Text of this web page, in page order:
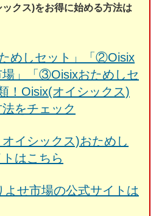
クス)をお得に始める方法は
めしセット」「②Oisix
場」「③Oisixおためしセ
！Oisix(オイシックス)
をチェック
イシックス)おためし
はこちら
よせ市場の公式サイトは